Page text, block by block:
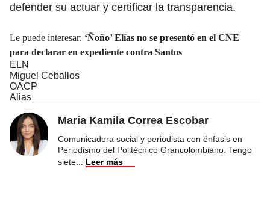
defender su actuar y certificar la transparencia.
Le puede interesar: ‘Ñoño’ Elías no se presentó en el CNE
para declarar en expediente contra Santos
ELN
Miguel Ceballos
OACP
Alias
María Kamila Correa Escobar
Comunicadora social y periodista con énfasis en
Periodismo del Politécnico Grancolombiano. Tengo
siete
Leer más